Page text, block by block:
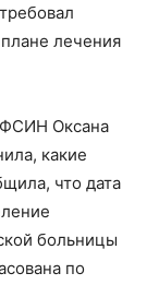
лечения
Оксана
какие
что дата
больницы
по